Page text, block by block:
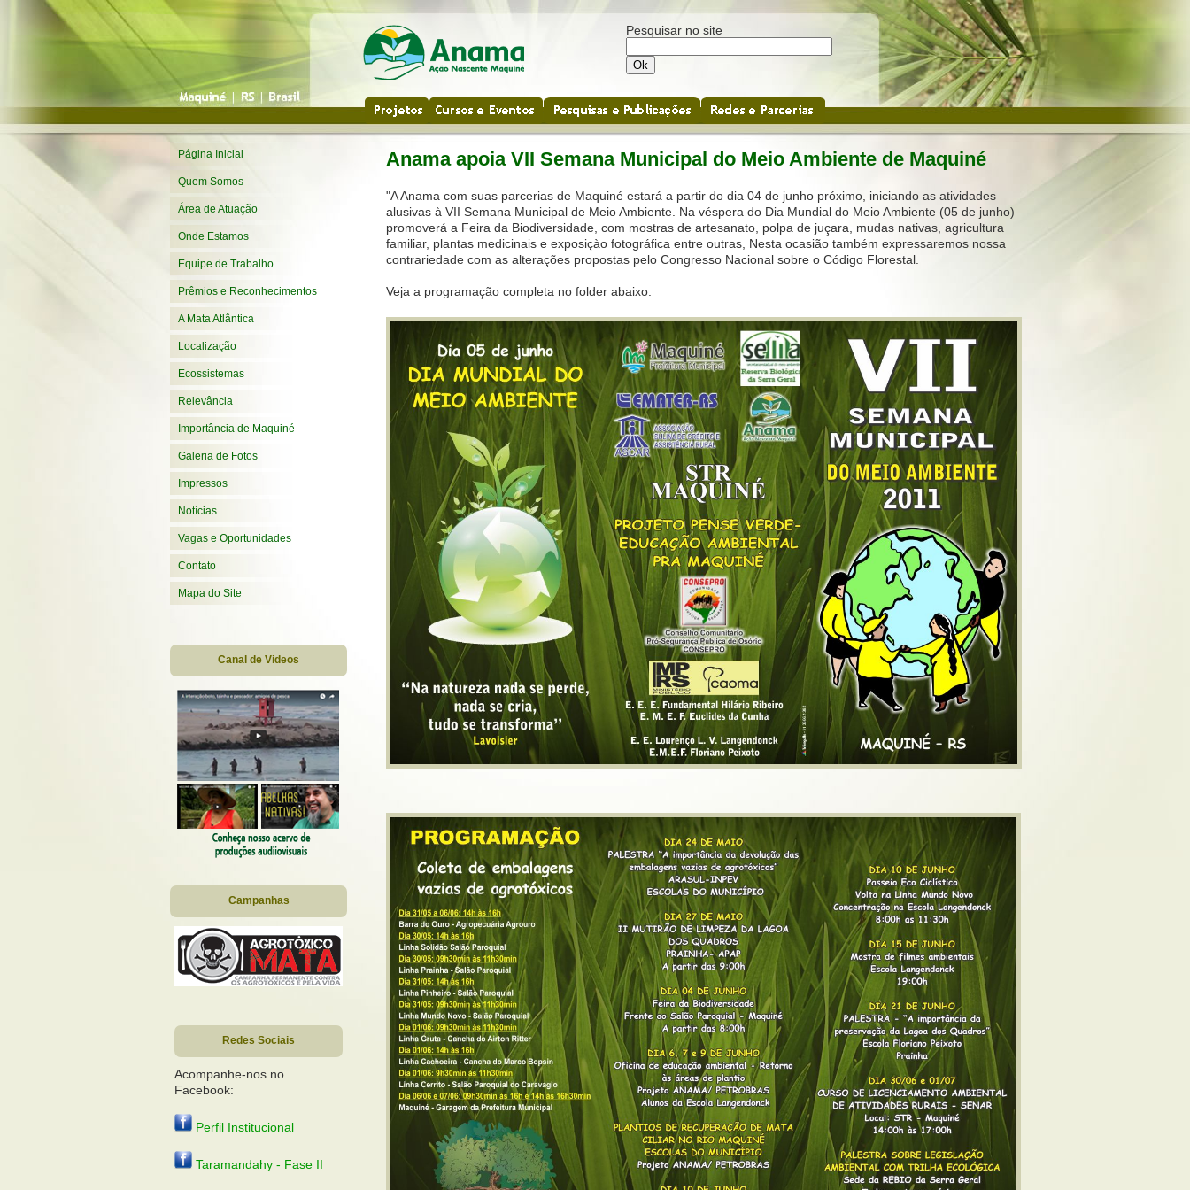
Pesquisar no site
Página Inicial
Quem Somos
Área de Atuação
Onde Estamos
Equipe de Trabalho
Prêmios e Reconhecimentos
A Mata Atlântica
Localização
Ecossistemas
Relevância
Importância de Maquiné
Galeria de Fotos
Impressos
Notícias
Vagas e Oportunidades
Contato
Mapa do Site
Canal de Videos
Campanhas
Redes Sociais
Acompanhe-nos no
Facebook:
Perfil Institucional
Taramandahy - Fase II
Anama apoia VII Semana Municipal do Meio Ambiente de Maquiné
"A Anama com suas parcerias de Maquiné estará a partir do dia 04 de junho próximo, iniciando as atividades
alusivas à VII Semana Municipal de Meio Ambiente. Na véspera do Dia Mundial do Meio Ambiente (05 de junho)
promoverá a Feira da Biodiversidade, com mostras de artesanato, polpa de juçara, mudas nativas, agricultura
familiar, plantas medicinais e exposiçào fotográfica entre outras, Nesta ocasião também expressaremos nossa
contrariedade com as alterações propostas pelo Congresso Nacional sobre o Código Florestal.
Veja a programação completa no folder abaixo: